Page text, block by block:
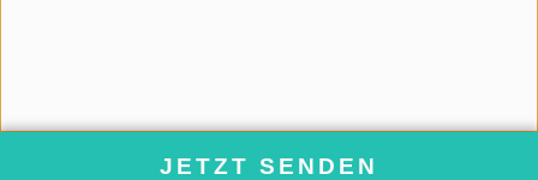
JETZT SENDEN